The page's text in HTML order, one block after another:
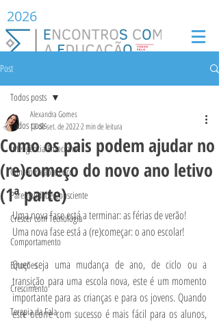
2026
Post
Todos posts
Inteligência Emocional
Concentração e Foco
Parentalidade Consciente
Crescer com Tecnologia
Comportamento
Emoções
Crescimento
Terapia da Fala
Todos posts
Como os pais podem ajudar no
(re)começo do novo ano letivo
(1ª parte)
Alexandra Gomes
12 de set. de 20222 min de leitura
Uma nova fase está a terminar: as férias de verão!
Uma nova fase está a (re)começar: o ano escolar!
Quer seja uma mudança de ano, de ciclo ou a
transição para uma escola nova, este é um momento
importante para as crianças e para os jovens. Quando
este ocorre com sucesso é mais fácil para os alunos,